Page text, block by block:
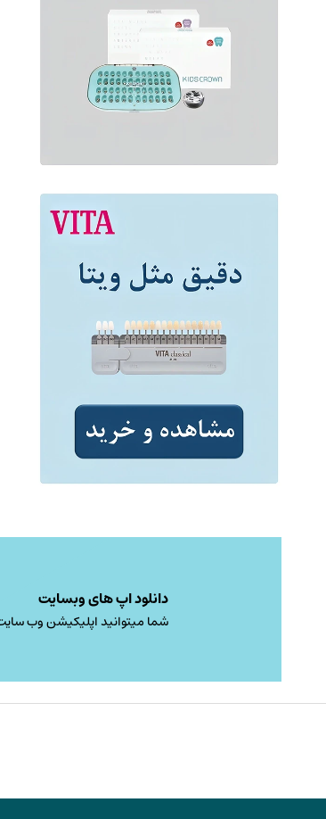
دانلود اپ های وبسایت
شما میتوانید اپلیکیشن وب سایت